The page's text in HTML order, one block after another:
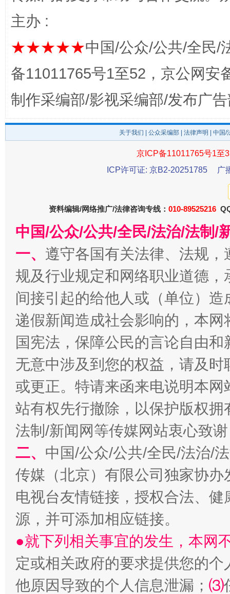
东山县通报“牛蛙产品抗生素超标问题”
千年窑火 生生不息
揭开“小金库”的免责幌子
受贿1.44亿！段成刚被判无期 从幼
全民健身五年计划来了！等你上场
主办 :
★★★★★中国/公众/公共/全民/
备11011765号1至52，京公网安
制作采编部/影视采编部/发布广
关于我们 公众采编部 法律声明 | 中国
京ICP备11011765号1至
ICP许可证: 京B2-20251785
广
资料编辑/网络推广/法律咨询专线： 010-89525216
中国/公众/公共/全民/法治/法制/
一、 遵守各国有关法律、法规
规及行业规定和网络职业道德
间接引起的给他人或（单位）
递假新闻造成社会影响的，本
国宪法，保障公民的言论自由
无意中涉及到您的权益，请及
或更正。特请来函来电说明本
站有权先行撤除，以保护版权
法制/新闻网等传媒网站衷心致
二、 中国/公众/公共/全民/法治/
传媒（北京）有限公司独家协
电视台友情链接，授权合法、
源，并可添加相应链接。
●就下列相关事宜的发生，本网
定或相关政府的要求提供您的个
他原因导致的个人信息泄漏； ⑶